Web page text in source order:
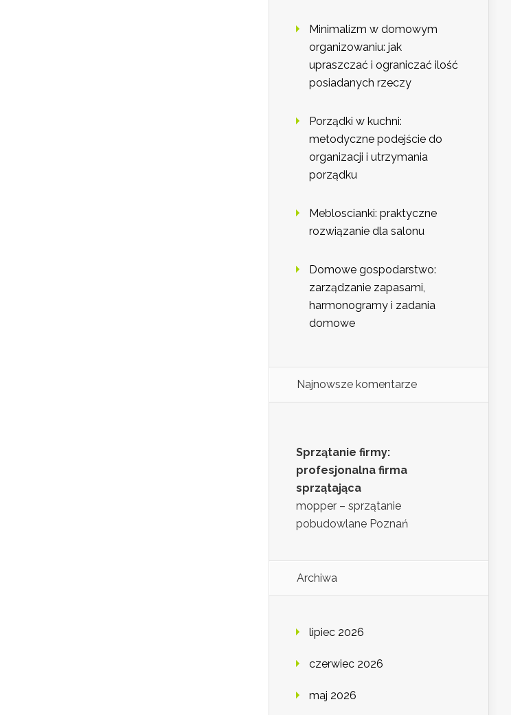
Minimalizm w domowym
organizowaniu: jak
upraszczać i ograniczać ilość
posiadanych rzeczy
Porządki w kuchni:
metodyczne podejście do
organizacji i utrzymania
porządku
Mebloscianki: praktyczne
rozwiązanie dla salonu
Domowe gospodarstwo:
zarządzanie zapasami,
harmonogramy i zadania
domowe
Najnowsze komentarze
Sprzątanie firmy:
profesjonalna firma
sprzątająca
mopper – sprzątanie
pobudowlane Poznań
Archiwa
lipiec 2026
czerwiec 2026
maj 2026